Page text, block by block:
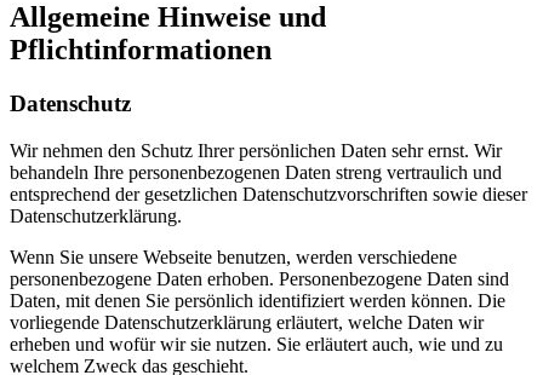
Allgemeine Hinweise und
Pflichtinformationen
Datenschutz
Wir nehmen den Schutz Ihrer persönlichen Daten sehr ernst. Wir
behandeln Ihre personenbezogenen Daten streng vertraulich und
entsprechend der gesetzlichen Datenschutzvorschriften sowie dieser
Datenschutzerklärung.
Wenn Sie unsere Webseite benutzen, werden verschiedene
personenbezogene Daten erhoben. Personenbezogene Daten sind
Daten, mit denen Sie persönlich identifiziert werden können. Die
vorliegende Datenschutzerklärung erläutert, welche Daten wir
erheben und wofür wir sie nutzen. Sie erläutert auch, wie und zu
welchem Zweck das geschieht.